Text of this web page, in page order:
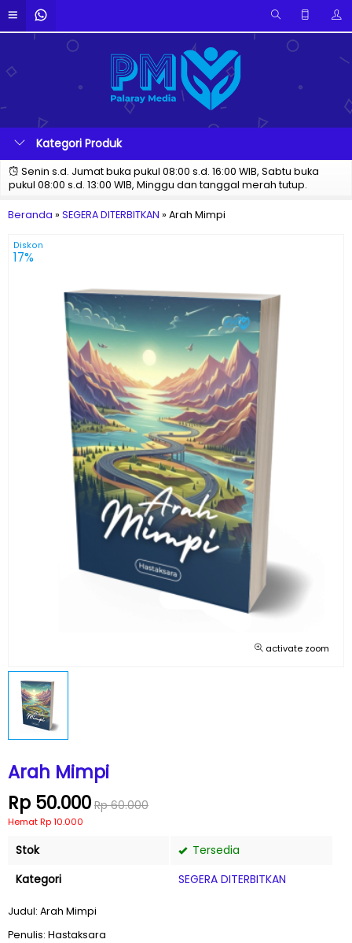
Kategori Produk
Senin s.d. Jumat buka pukul 08:00 s.d. 16:00 WIB, Sabtu buka
pukul 08:00 s.d. 13:00 WIB, Minggu dan tanggal merah tutup.
Beranda » SEGERA DITERBITKAN » Arah Mimpi
activate zoom
Diskon
17%
Arah Mimpi
Rp 50.000 Rp 60.000
Hemat Rp 10.000
Stok
Tersedia
Kategori
SEGERA DITERBITKAN
Judul: Arah Mimpi
Penulis: Hastaksara